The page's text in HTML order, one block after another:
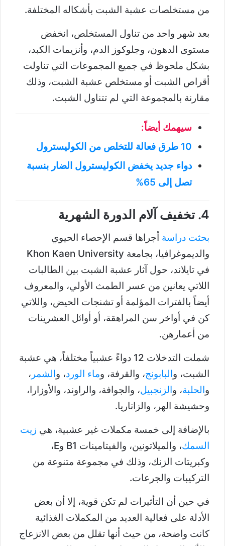
من مستخلصات عشبة الشبت بأشكاله المختلفة.
بعد شهر واحد من تناول المستخلص، انخفض
مستوى الدهون، وجلوكوز الدم، وأنزيمات الكبد،
بشكل ملحوظ في جميع المجموعات التي تناولت
أقراص الشبت أو مستخلص عشبة الشبت، وذلك
مقارنة بالمجموعة التي لم تتناول الشبت.
سيهمك أيضاً:
10 طرق فعالة للتخلص من الكوليسترول
دواء جديد يخفض الكوليسترول الضار بنسبة
تصل إلى 65%
4. تخفيف آلام الدورة الشهرية
بحثت دراسة أجراها قسم الإحصاء الحيوي
والديموغرافيا، بجامعة Khon Kaen University
في تايلاند، حول آثار عشبة الشبت بين الطالبات
اللاتي يعانين من عسر الطمث الأولي، والمعروف
أيضاً بالفترات المؤلمة أو تشنجات الحيض، واللاتي
كن في أواخر سن المراهقة، أو أوائل العشرينات
من أعمارهن.
شملت التدخلات 12 دواءً عشبياً مختلفاً، هي عشبة
الشبت، والبابونج، والقرفة، وماء الورد، والشمر ،
والحلبة، والزنجبيل، والجوافة، والراوند، والأوزارا،
وحشيشة الهر، والزاتاريا.
بالإضافة إلى خمسة مكملات غير عشبية، هي زيت
السمك
، والميلاتونين، والفيتامينات B1 وE،
وكبريتات الزنك، وذلك في مجموعة متنوعة من
التركيبات والجرعات.
في حين أن التأثيرات لم تكن قوية، إلا أن بعض
الأدلة على فعالية العديد من المكملات الغذائية
كانت واضحة، من حيث أنها تقلل من بعض الانزعاج